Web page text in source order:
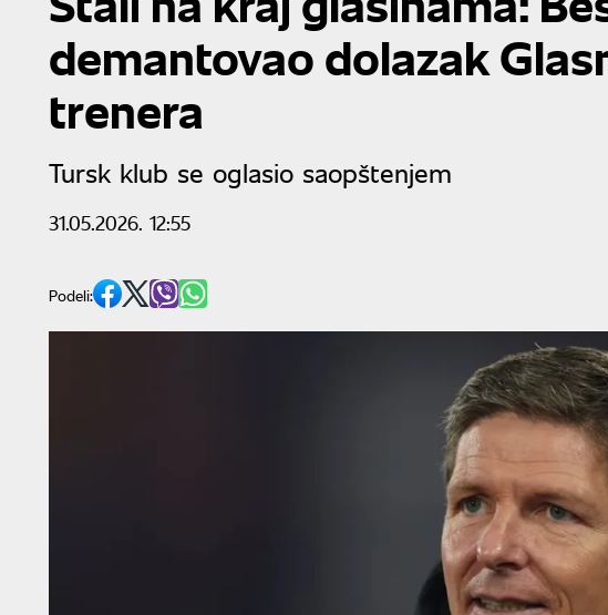
demantovao dolazak
trenera
Tursk klub se oglasio saopštenjem
31.05.2026. 12:55
Podeli: